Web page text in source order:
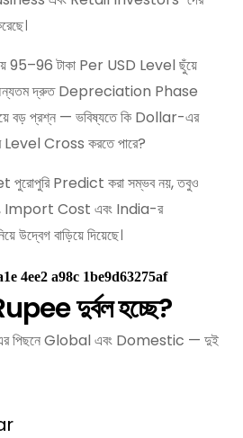
95–96 টাকা Per USD Level ছুঁয়ে
অন্যতম দ্রুত Depreciation Phase
বড় প্রশ্ন — ভবিষ্যতে কি Dollar-এর
Level Cross করতে পারে?
Predict করা সম্ভব নয়, তবুও
Import Cost এবং India-র
বাড়িয়ে দিয়েছে।
দুর্বল হচ্ছে?
পিছনে Global এবং Domestic — দুই